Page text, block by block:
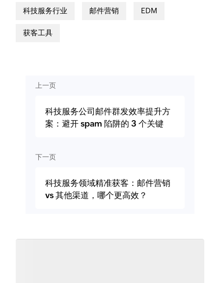
科技服务行业 邮件营销 EDM
获客工具
上一页
科技服务公司邮件群发效率提升方
案：避开 spam 陷阱的 3 个关键
下一页
科技服务领域精准获客：邮件营销
vs 其他渠道，哪个更高效？